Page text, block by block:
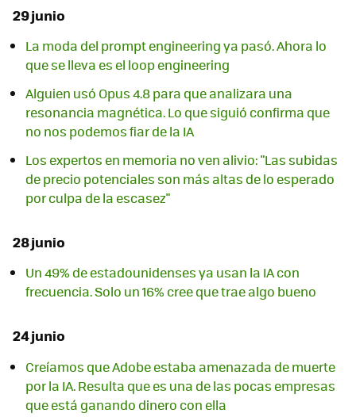
29 junio
La moda del prompt engineering ya pasó. Ahora lo
que se lleva es el loop engineering
Alguien usó Opus 4.8 para que analizara una
resonancia magnética. Lo que siguió confirma que
no nos podemos fiar de la IA
Los expertos en memoria no ven alivio: "Las subidas
de precio potenciales son más altas de lo esperado
por culpa de la escasez"
28 junio
Un 49% de estadounidenses ya usan la IA con
frecuencia. Solo un 16% cree que trae algo bueno
24 junio
Creíamos que Adobe estaba amenazada de muerte
por la IA. Resulta que es una de las pocas empresas
que está ganando dinero con ella